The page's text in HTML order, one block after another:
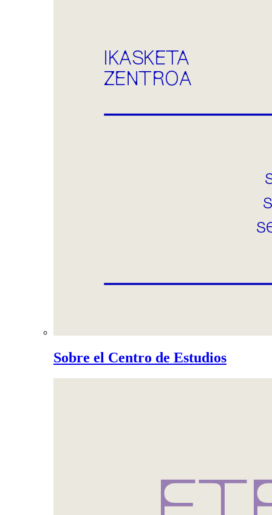
Sobre el Centro de Estudios